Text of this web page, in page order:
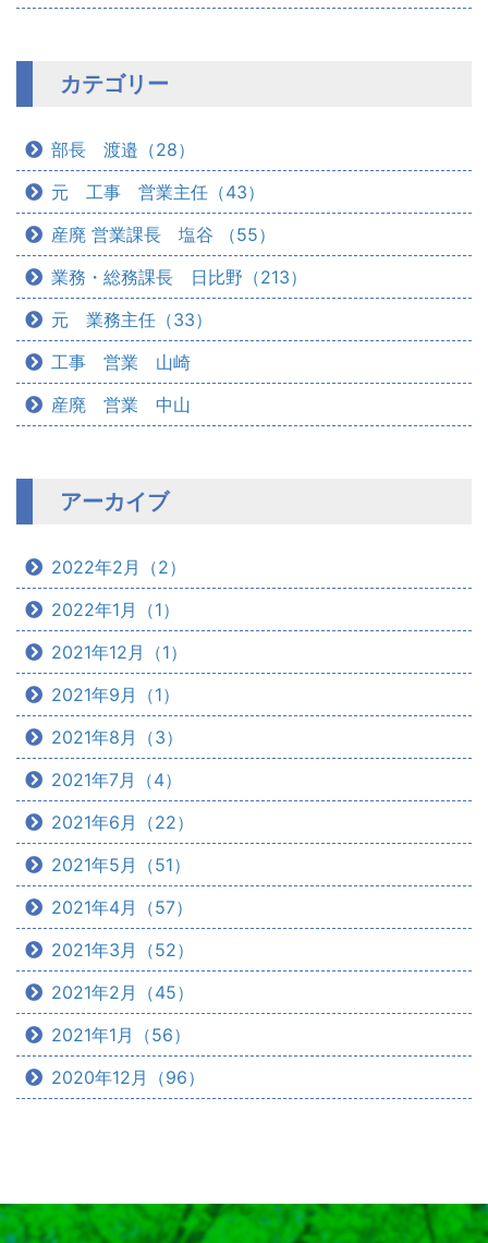
カテゴリー
部長 渡邉（28）
元 工事 営業主任（43）
産廃 営業課長 塩谷 （55）
業務・総務課長 日比野（213）
元 業務主任（33）
工事 営業 山崎
産廃 営業 中山
アーカイブ
2022年2月（2）
2022年1月（1）
2021年12月（1）
2021年9月（1）
2021年8月（3）
2021年7月（4）
2021年6月（22）
2021年5月（51）
2021年4月（57）
2021年3月（52）
2021年2月（45）
2021年1月（56）
2020年12月（96）